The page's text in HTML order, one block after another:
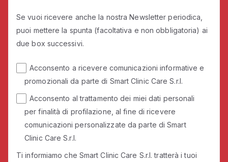
Se vuoi ricevere anche la nostra Newsletter periodica,
puoi mettere la spunta (facoltativa e non obbligatoria) ai
due box successivi.
Acconsento a ricevere comunicazioni informative e
promozionali da parte di Smart Clinic Care S.r.l.
Acconsento al trattamento dei miei dati personali
per finalità di profilazione, al fine di ricevere
comunicazioni personalizzate da parte di Smart
Clinic Care S.r.l.
Ti informiamo che Smart Clinic Care S.r.l. tratterà i tuoi